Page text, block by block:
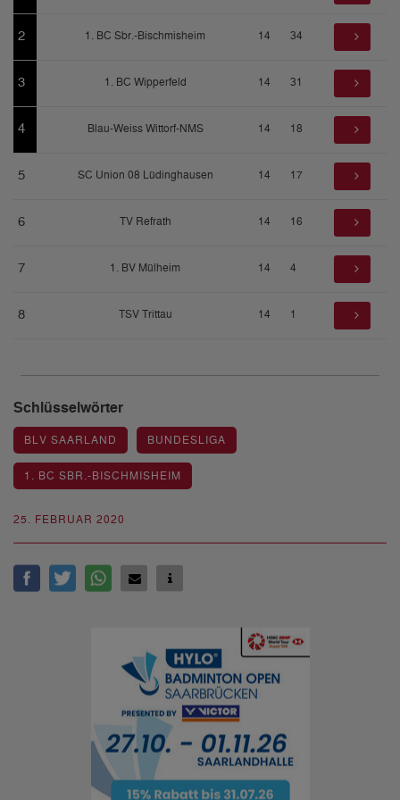
25. FEBRUAR 2020
2 1. BC Sbr.-Bischmisheim 14 34
3 1. BC Wipperfeld 14 31
4 Blau-Weiss Wittorf-NMS 14 18
5 SC Union 08 Lüdinghausen 14 17
6 TV Refrath 14 16
7 1. BV Mülheim 14 4
8 TSV Trittau 14 1
Schlüsselwörter
BLV SAARLAND BUNDESLIGA
1. BC SBR.-BISCHMISHEIM